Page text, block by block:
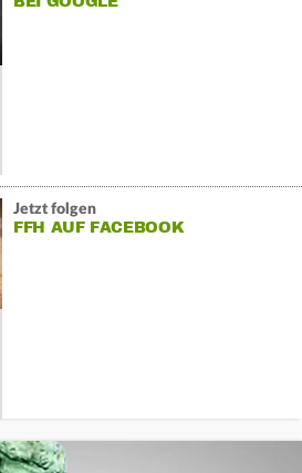
Jetzt folgen
FFH AUF FACEBOOK